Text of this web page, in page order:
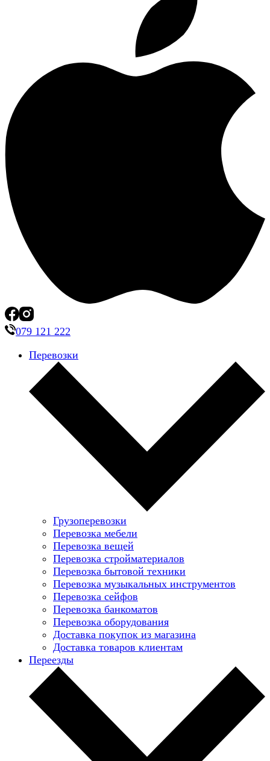
079 121 222
Перевозки
Грузоперевозки
Перевозка мебели
Перевозка вещей
Перевозка стройматериалов
Перевозка бытовой техники
Перевозка музыкальных инструментов
Перевозка сейфов
Перевозка банкоматов
Перевозка оборудования
Доставка покупок из магазина
Доставка товаров клиентам
Переезды